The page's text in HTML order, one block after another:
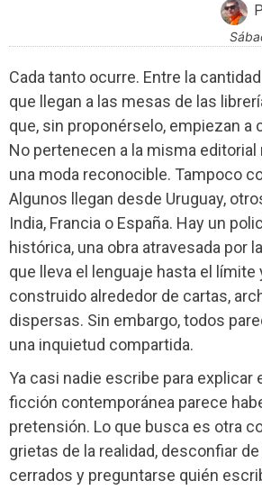
Cada tanto ocurre. Entre la
que llegan a las mesas de las
que, sin proponérselo, empiezan a
No pertenecen a la misma editorial
una moda reconocible. Tampoco
Algunos llegan desde Uruguay,
India, Francia o España. Hay un
histórica, una obra atravesada por
que lleva el lenguaje hasta el límite
construido alrededor de cartas,
dispersas. Sin embargo, todos
una inquietud compartida.
Ya casi nadie escribe para explicar
ficción contemporánea parece
pretensión. Lo que busca es otra
grietas de la realidad, desconfiar
cerrados y preguntarse quién